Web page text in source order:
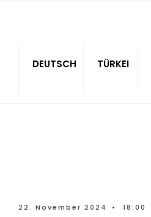
DEUTSCH TÜRKEI
22. November 2024 • 18:00